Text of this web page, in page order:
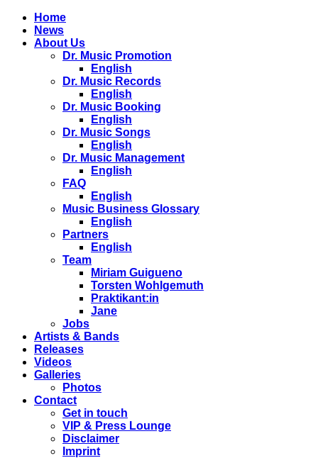
Home
News
About Us
Dr. Music Promotion
English
Dr. Music Records
English
Dr. Music Booking
English
Dr. Music Songs
English
Dr. Music Management
English
FAQ
English
Music Business Glossary
English
Partners
English
Team
Miriam Guigueno
Torsten Wohlgemuth
Praktikant:in
Jane
Jobs
Artists & Bands
Releases
Videos
Galleries
Photos
Contact
Get in touch
VIP & Press Lounge
Disclaimer
Imprint